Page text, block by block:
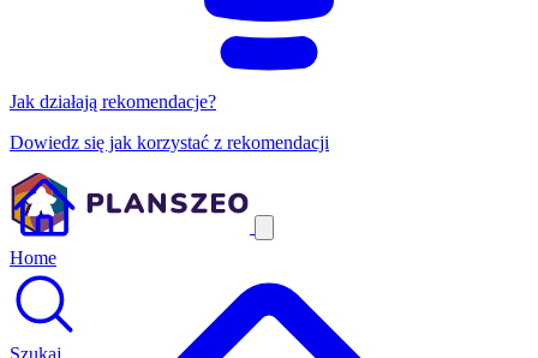
Jak działają rekomendacje?
Dowiedz się jak korzystać z rekomendacji
Home
Szukaj